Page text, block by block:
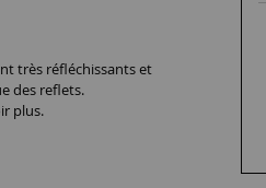
très réfléchissants et
des reflets.
plus.